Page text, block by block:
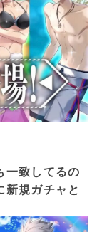
一致してるの
新規ガチャと